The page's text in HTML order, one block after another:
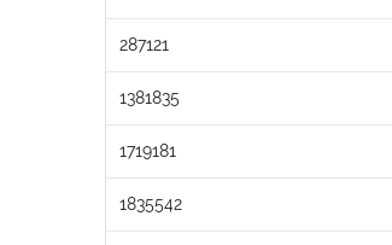
287121
1381835
1719181
1835542